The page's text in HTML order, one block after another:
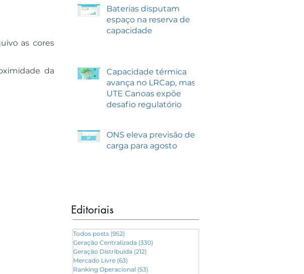
as cores
da
Baterias disputam
espaço na reserva de
capacidade
Capacidade térmica
avança no LRCap, mas
UTE Canoas expõe
desafio regulatório
ONS eleva previsão de
carga para agosto
Editoriais
Todos posts (952)
Geração Centralizada (330)
Geração Distribuída (212)
Mercado Livre (63)
Ranking Operacional (53)